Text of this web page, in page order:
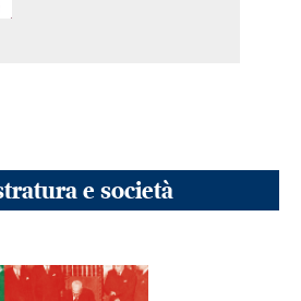
e società